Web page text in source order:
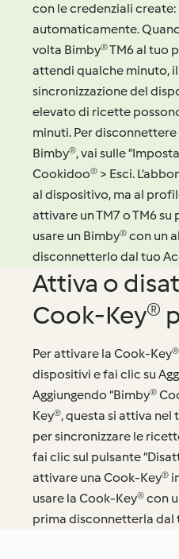
con le credenziali
automaticamente.
volta Bimby® TM6 al tuo
attendi qualche minuto,
sincronizzazione del
elevato di ricette
minuti. Per
Bimby®, vai sulle
Cookidoo® > Esci.
al dispositivo, ma al
attivare un TM7 o TM6
usare un Bimby® con un
disconnetterlo dal tuo
Attiva o
Cook-Key®
Per attivare la Cook-
dispositivi e fai clic su
Aggiungendo “Bimby®
Key®, questa si attiva
per sincronizzare le
fai clic sul pulsante
attivare una Cook-Key®
usare la Cook-Key® con
prima disconnetterla dal